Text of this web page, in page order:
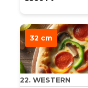
32 cm
22. WESTERN